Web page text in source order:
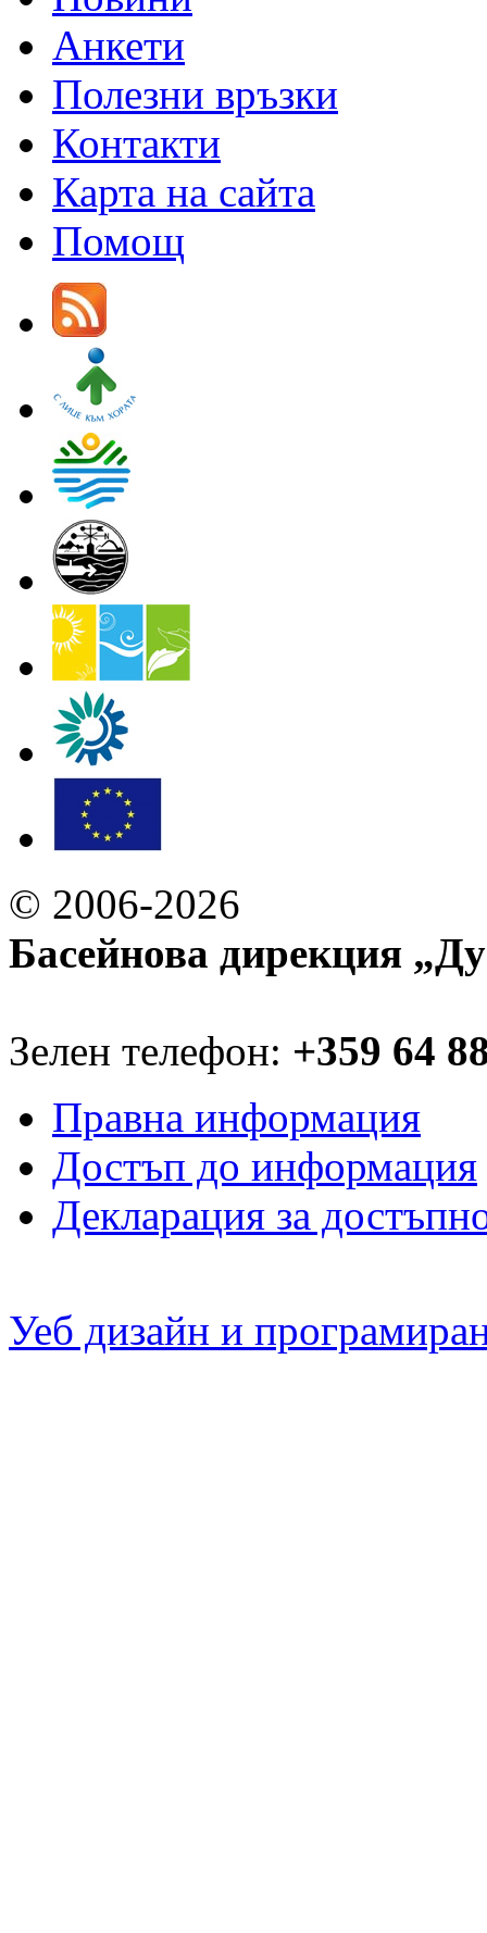
Анкети
Полезни връзки
Контакти
Карта на сайта
Помощ
© 2006-2026
Басейнова дирекция
Зелен телефон: +359 64
Правна информация
Достъп до информация
Декларация за
Уеб дизайн и